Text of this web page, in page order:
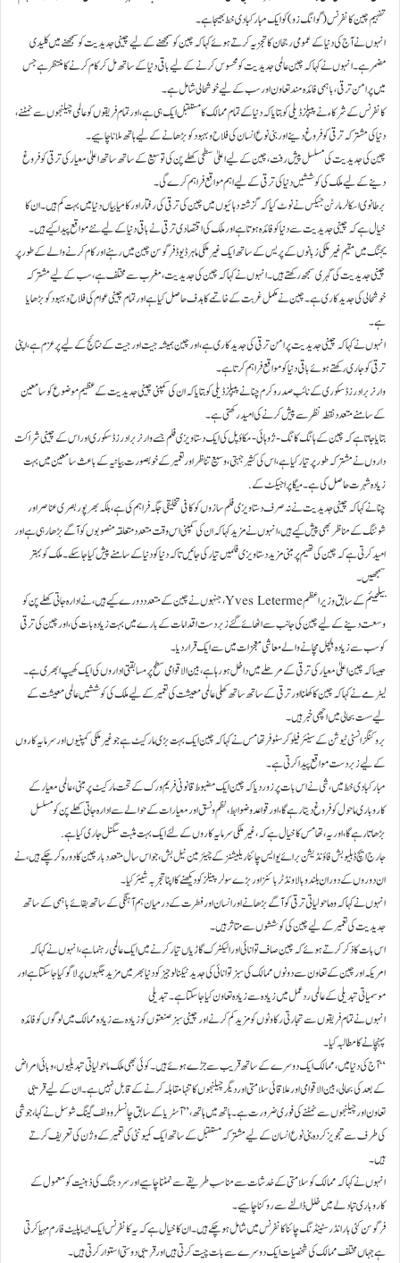
تفہیم چین کانفرنس (گوانگ زو) کو ایک مبارکبادی خط بھیجا ہے۔
انہوں نے آج کی دنیا کے عمومی رجحان کا تجزیہ کرتے ہوئے کہا کہ چین کو سمجھنے کے لیے چینی جدیدیت کو سمجھنے میں کلیدی
مضمر ہے۔ انہوں نے کہا کہ چین عالمی جدیدیت کو محسوس کرنے کے لیے باقی دنیا کے ساتھ مل کر کام کرنے کا منتظر ہے جس
میں پرامن ترقی، باہمی فائدہ مند تعاون اور سب کے لیے خوشحالی شامل ہے۔
کانفرنس کے شرکاء نے پیپلز ڈیلی کو بتایا کہ دنیا کے تمام ممالک کا مستقبل ایک ہی ہے، اور تمام فریقوں کو عالمی چیلنجوں سے نمٹنے،
دنیا کی مشترکہ ترقی کو فروغ دینے اور بنی نوع انسان کی فلاح و بہبود کو بڑھانے کے لیے ہاتھ ملانا چاہیے۔
چین کی جدیدیت کی مسلسل پیش رفت، چین کے لیے اعلیٰ سطحی کھلے پن کی توسیع کے ساتھ ساتھ اعلیٰ معیار کی ترقی کو فروغ
دینے کے لیے ملک کی کوششیں دنیا کی ترقی کے لیے اہم مواقع فراہم کرے گی۔
برطانوی اسکالر مارٹن جیکس نے نوٹ کیا کہ گزشتہ دہائیوں میں چین کی ترقی کی رفتار اور کامیابیاں دنیا میں بہت کم ہیں۔ ان کا
خیال ہے کہ چینی جدیدیت سے دنیا کو فائدہ ہوتا ہے اور ملک کی اقتصادی ترقی نے باقی دنیا کے لیے نئے مواقع پیدا کیے ہیں۔
یجنگ میں مقیم غیر ملکی زبانوں کے پریس کے ساتھ ایک غیر ملکی ماہر ڈیوڈ فرگوسن چین میں رہنے اور کام کرنے والے کے طور پر
چینی جدیدیت کی گہری سمجھ رکھتے ہیں۔ انہوں نے کہا کہ چین کی جدیدیت، مغرب سے مختلف ہے، سب کے لیے مشترکہ
خوشحالی کی جدید کاری ہے۔ چین نے مکمل غربت کے خاتمے کا ہدف حاصل کیا ہے اور تمام چینی عوام کی فلاح و بہبود کو بڑھایا
ہے۔
انہوں نے کہا کہ چینی جدیدیت پرامن ترقی کی جدید کاری ہے، اور چین ہمیشہ جیت اور جیت کے نتائج کے لیے پرعزم ہے، اپنی
ترقی کو جاری رکھتے ہوئے باقی دنیا کو مواقع فراہم کرتا ہے۔
وارنر برادرز ڈسکوری کے نائب صدر وکرم چنا نے پیپلز ڈیلی کو بتایا کہ ان کی کمپنی چینی جدیدیت کے عظیم موضوع کو سامعین
کے سامنے متعدد نقطہ نظر سے پیش کرنے کی امید رکھتی ہے۔
بتایا جاتا ہے کہ چین کے ہانگ کانگ-ژوہائی-مکاؤ پل کی ایک دستاویزی فلم جسے وارنر برادرز ڈسکوری اور اس کے چینی شراکت
داروں نے مشترکہ طور پر تیار کیا ہے، اس کی کثیر جہتی، وسیع تناظر اور تعمیر کے خوبصورت بیانیہ کے باعث سامعین میں بہت
زیادہ شہرت حاصل کی ہے۔ میگا پراجیکٹ کے.
چنا نے کہا کہ چینی جدیدیت نے نہ صرف دستاویزی فلم سازوں کو کافی تخلیقی جگہ فراہم کی ہے، بلکہ بھرپور بصری عناصر اور
شوٹنگ کے مناظر بھی پیش کیے ہیں، انہوں نے مزید کہا کہ ان کی کمپنی اس وقت متعدد متعلقہ منصوبوں کو آگے بڑھا رہی ہے اور
امید کرتی ہے کہ چین کی تھیم پر مبنی مزید دستاویزی فلمیں تیار کی جائیں تاکہ دنیا کو دنیا کے سامنے پیش کیا جا سکے۔ ملک کو بہتر
سمجھیں۔
بیلجیئم کے سابق وزیر اعظم Yves Leterme، جنہوں نے چین کے متعدد دورے کیے ہیں، نے ادارہ جاتی کھلے پن کو
وسعت دینے کے لیے چین کی جانب سے اٹھائے گئے زبردست اقدامات کے بارے میں بہت زیادہ بات کی، اور چین کی ترقی
کو سب سے زیادہ ہلچل مچانے والے معاشی معجزات میں سے ایک قرار دیا۔
جیسا کہ چین اعلیٰ معیار کی ترقی کے مرحلے میں داخل ہو رہا ہے، بین الاقوامی سطح پر مسابقتی اداروں کی ایک کھیپ ابھری ہے۔
لیٹرمے نے کہا کہ چین کا کھلنا اور ترقی کے ساتھ ساتھ کھلی عالمی معیشت کی تعمیر کے لیے ملک کی کوششیں عالمی معیشت کے
لیے سست بحالی میں اچھی خبر ہیں۔
بروکنگز انسٹی ٹیوشن کے سینئر فیلو کرسٹوفر تھامس نے کہا کہ چین ایک بہت بڑی مارکیٹ ہے جو غیر ملکی کمپنیوں اور سرمایہ کاروں
کے لیے زبردست مواقع پیدا کرتی ہے۔
مبارکبادی خط میں، شی نے اس بات پر زور دیا کہ چین ایک مضبوط قانونی فریم ورک کے تحت مارکیٹ پر مبنی، عالمی معیار کے
کاروباری ماحول کو فروغ دیتا رہے گا، اور قواعد و ضوابط، نظم و نسق اور معیارات کے حوالے سے ادارہ جاتی کھلے پن کو مسلسل
بڑھاتا رہے گا، اور یہ، تھامس کا خیال ہے کہ، غیر ملکی سرمایہ کاروں کے لئے ایک بہت مثبت سگنل جاری کیا ہے.
جارج ایچ ڈبلیو بش فاؤنڈیشن برائے یو ایس چائنا ریلیشنز کے چیئرمین نیل بش، جو اس سال متعدد بار چین کا دورہ کر چکے ہیں، نے
ان دوروں کے دوران بلند و بالا ونڈ ٹربائنز اور بڑے سولر پینلز کو دیکھنے کا اپنا تجربہ شیئر کیا۔
انہوں نے کہا کہ وہ ماحولیاتی ترقی کو آگے بڑھانے اور انسان اور فطرت کے درمیان ہم آہنگی کے ساتھ بقائے باہمی کے ساتھ
جدیدیت کی تعمیر کے لیے چین کی کوششوں سے متاثر ہیں۔
اس بات کا ذکر کرتے ہوئے کہ چین صاف توانائی اور الیکٹرک گاڑیاں تیار کرنے میں ایک عالمی رہنما ہے، انہوں نے کہا کہ
امریکہ اور چین کے تعاون سے دونوں ممالک کی سبز توانائی کی جدید ٹیکنالوجیز کو دنیا بھر میں مزید جگہوں پر لاگو کیا جا سکتا ہے اور
موسمیاتی تبدیلی کے عالمی ردعمل میں زیادہ سے زیادہ تعاون کیا جا سکتا ہے۔ تبدیلی
انہوں نے تمام فریقوں سے تجارتی رکاوٹوں کو مزید کم کرنے اور چینی سبز صنعتوں کو زیادہ سے زیادہ ممالک میں لوگوں کو فائدہ
پہنچانے کا مطالبہ کیا۔
“آج کی دنیا میں، ممالک ایک دوسرے کے ساتھ قریب سے جڑے ہوئے ہیں۔ کوئی بھی ملک ماحولیاتی تبدیلیوں، وبائی امراض
کے بعد کی بحالی، بین الاقوامی اور علاقائی سلامتی اور دیگر چیلنجوں کا تنہا مقابلہ کرنے کے قابل نہیں ہے۔ ان کے لیے قریبی
تعاون اور چیلنجوں سے نمٹنے کی فوری ضرورت ہے۔ ہاتھ میں ہاتھ،” آسٹریا کے سابق چانسلر وولف گینگ شوسل نے کہا، جو شی
کی طرف سے تجویز کردہ بنی نوع انسان کے لیے مشترکہ مستقبل کے ساتھ ایک کمیونٹی کی تعمیر کے وژن کی تعریف کرتے
ہیں۔
انہوں نے کہا کہ ممالک کو سلامتی کے خدشات سے مناسب طریقے سے نمٹنا چاہیے اور سرد جنگ کی ذہنیت کو معمول کے
کاروباری تبادلے میں خلل ڈالنے سے روکنا چاہیے۔
فرگوسن کئی بار انڈرسٹینڈنگ چائنا کانفرنس میں شامل ہو چکے ہیں۔ ان کا خیال ہے کہ یہ کانفرنس ایک ایسا پلیٹ فارم مہیا کرتی
ہے جہاں مختلف ممالک کی شخصیات ایک دوسرے سے بات چیت کرتی ہیں اور قریبی دوستی استوار کرتی ہیں۔